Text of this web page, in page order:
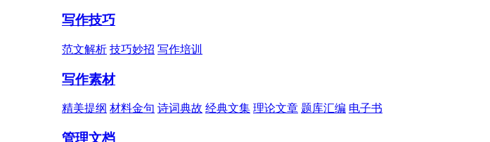
写作技巧
范文解析 技巧妙招 写作培训
写作素材
精美提纲 材料金句 诗词典故 经典文集 理论文章 题库汇编 电子书
管理文档